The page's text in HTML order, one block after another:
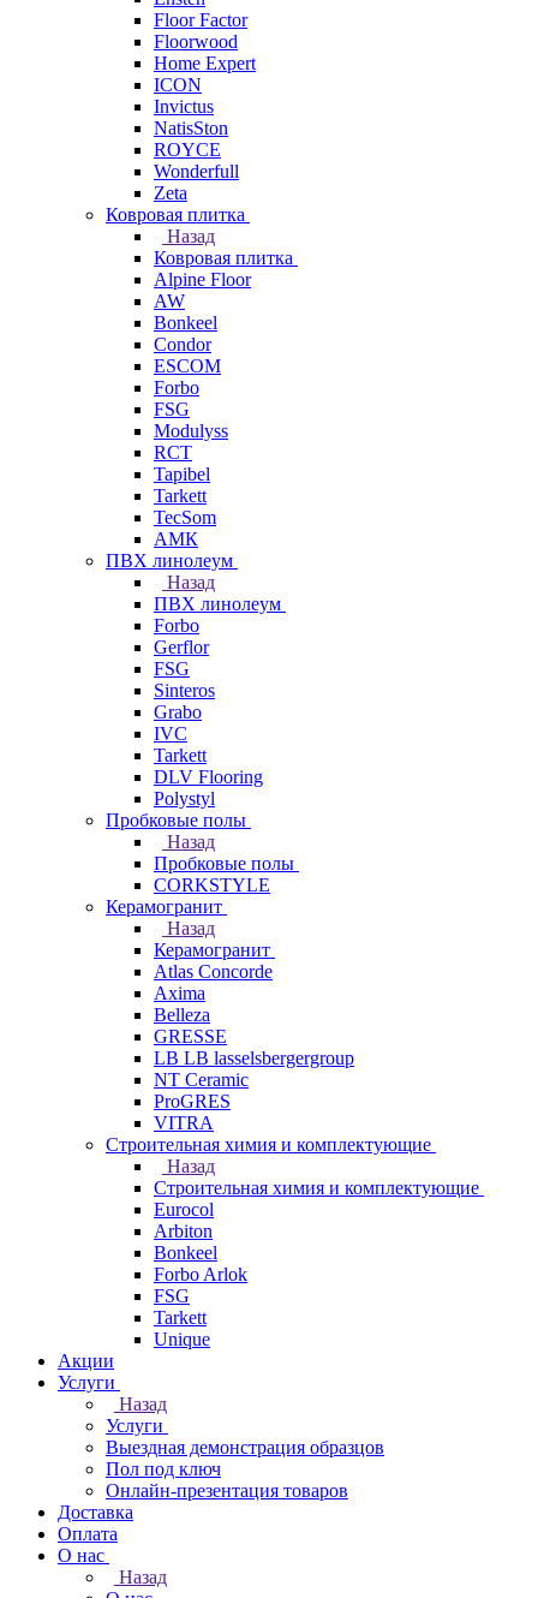
Floor Factor
Floorwood
Home Expert
ICON
Invictus
NatisSton
ROYCE
Wonderfull
Zeta
Ковровая плитка
Назад
Ковровая плитка
Alpine Floor
AW
Bonkeel
Condor
ESCOM
Forbo
FSG
Modulyss
RCT
Tapibel
Tarkett
TecSom
АМК
ПВХ линолеум
Назад
ПВХ линолеум
Forbo
Gerflor
FSG
Sinteros
Grabo
IVC
Tarkett
DLV Flooring
Polystyl
Пробковые полы
Назад
Пробковые полы
CORKSTYLE
Керамогранит
Назад
Керамогранит
Atlas Concorde
Axima
Belleza
GRESSE
LB LB lasselsbergergroup
NT Ceramic
ProGRES
VITRA
Строительная химия и комплектующие
Назад
Строительная химия и комплектующие
Eurocol
Arbiton
Bonkeel
Forbo Arlok
FSG
Tarkett
Unique
Акции
Услуги
Назад
Услуги
Выездная демонстрация образцов
Пол под ключ
Онлайн-презентация товаров
Доставка
Оплата
О нас
Назад